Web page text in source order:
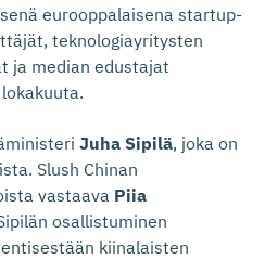
eurooppalaisena startup-
teknologiayritysten
ja median edustajat
Juha Sipilä, joka on
Slush Chinan
vastaava Piia
osallistuminen
kiinalaisten